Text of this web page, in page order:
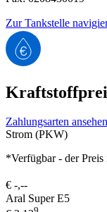
Zur Tankstelle
Zahlungsarten ansehen
Strom (PKW)
*Verfügbar - der
€ -,--
Aral Super E5